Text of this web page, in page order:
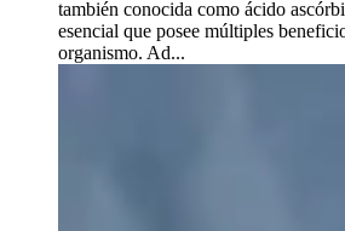
también conocida como ácido
esencial que posee múltiples
organismo. Ad...